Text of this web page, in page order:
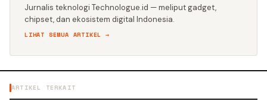
Jurnalis teknologi Technologue.id — meliput gadget,
chipset, dan ekosistem digital Indonesia.
LIHAT SEMUA ARTIKEL →
ARTIKEL TERKAIT